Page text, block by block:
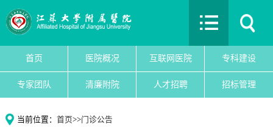
首页 医院概况 互联网医院 专科建设
专家团队 清廉附院 人才招聘 招标管理
当前位置： 首页>>门诊公告
首页
互联网医院
专科建设